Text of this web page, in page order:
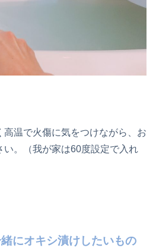
高温で火傷に気をつけながら、お
い。（我が家は60度設定で入れ
にオキシ漬けしたいもの